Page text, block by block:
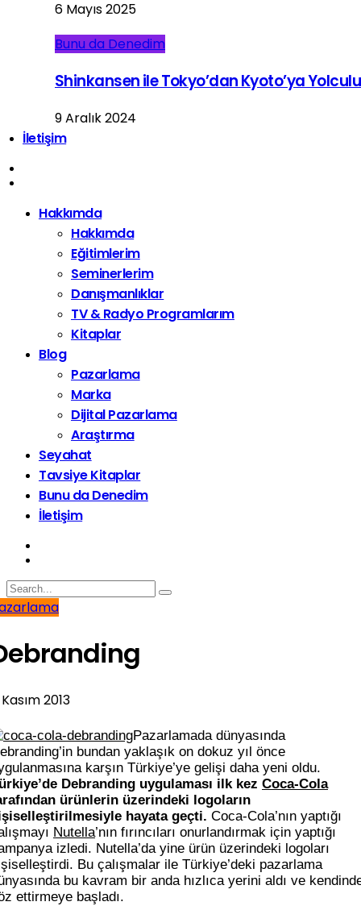
6 Mayıs 2025
Bunu da Denedim
Shinkansen ile Tokyo’dan Kyoto’ya
9 Aralık 2024
İletişim
Hakkımda
Hakkımda
Eğitimlerim
Seminerlerim
Danışmanlıklar
TV & Radyo Programlarım
Kitaplar
Blog
Pazarlama
Marka
Dijital Pazarlama
Araştırma
Seyahat
Tavsiye Kitaplar
Bunu da Denedim
İletişim
2013
Pazarlamada dünyasında
bundan yaklaşık on dokuz yıl önce
karşın Türkiye’ye gelişi daha yeni oldu.
Debranding uygulaması ilk kez Coca-Cola
ürünlerin üzerindeki logoların
hayata geçti. Coca-Cola’nın yaptığı
Nutella’nın fırıncıları onurlandırmak için yaptığı
izledi. Nutella’da yine ürün üzerindeki logoları
Bu çalışmalar ile Türkiye’deki pazarlama
bu kavram bir anda hızlıca yerini aldı ve
ettirmeye başladı.